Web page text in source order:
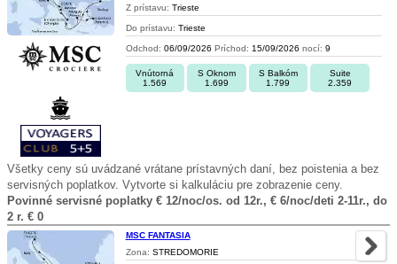
Z prístavu: Trieste
Do prístavu: Trieste
Odchod: 06/09/2026 Príchod: 15/09/2026 nocí: 9
Vnútorná
1.569
S Oknom
1.699
S Balkóm
1.799
Suite
2.359
Všetky ceny sú uvádzané vrátane prístavných daní, bez poistenia a bez
servisných poplatkov. Vytvorte si kalkuláciu pre zobrazenie ceny.
Povinné servisné poplatky € 12/noc/os. od 12r., € 6/noc/deti 2-11r., do
2 r. € 0
MSC FANTASIA
Zona: STREDOMORIE